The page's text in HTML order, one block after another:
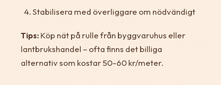
Stabilisera med överliggare om nödvändigt
Tips:Köp nät på rulle från byggvaruhus eller
lantbrukshandel – ofta finns det billiga
alternativ som kostar 50-60 kr/meter.